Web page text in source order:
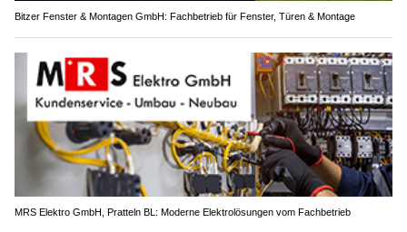
Bitzer Fenster & Montagen GmbH: Fachbetrieb für Fenster, Türen & Montage
MRS Elektro GmbH, Pratteln BL: Moderne Elektrolösungen vom Fachbetrieb